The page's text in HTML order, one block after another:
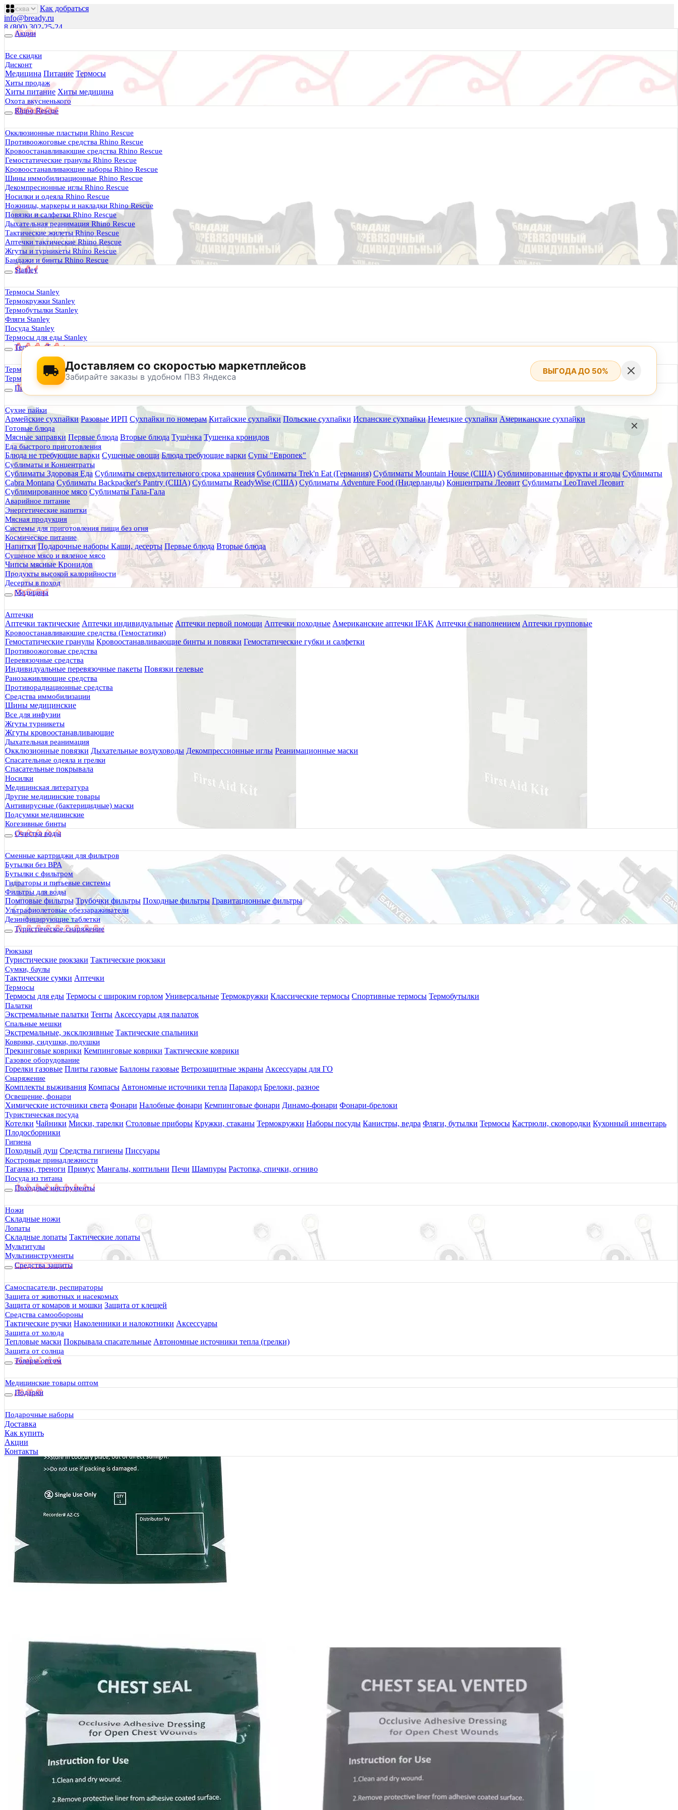
Как добраться
info@bready.ru
8 (800) 302-25-24
Пн 0900- 18
Будь Готов
Магазин походного снаряжения
все для туризма, охоты, рыбалки
Каталог
Акции
Все скидки
Дисконт
Медицина Питание Термосы
Хиты продаж
Хиты питание Хиты медицина
Охота вкусненького
Rhino Rescue
Окклюзионные пластыри Rhino Rescue
Противоожоговые средства Rhino Rescue
Кровоостанавливающие средства Rhino Rescue
Гемостатические гранулы Rhino Rescue
Кровоостанавливающие наборы Rhino Rescue
Шины иммобилизационные Rhino Rescue
Декомпресионные иглы Rhino Rescue
Носилки и одеяла Rhino Rescue
Ножницы, маркеры и накладки Rhino Rescue
Повязки и салфетки Rhino Rescue
Дыхательная реанимация Rhino Rescue
Тактические жилеты Rhino Rescue
Аптечки тактические Rhino Rescue
Жгуты и турникеты Rhino Rescue
Бандажи и бинты Rhino Rescue
Stanley
Термосы Stanley
Термокружки Stanley
Термобутылки Stanley
Фляги Stanley
Посуда Stanley
Термосы для еды Stanley
Термосы Tyeso
Термокружки Tyeso
Термобутылки Tyeso
Питание
Сухие пайки
Армейские сухпайки Разовые ИРП Сухпайки по номерам Китайские сухпайки Польские сухпайки Испанские сухпайки Немецкие сухпайки Американские сухпайки
Готовые блюда
Мясные заправки Первые блюда Вторые блюда Тушёнка Тушенка кронидов
Еда быстрого приготовления
Блюда не требующие варки Сушеные овощи Блюда требующие варки Супы "Европек"
Сублиматы и Концентраты
Сублиматы Здоровая Еда Сублиматы сверхдлительного срока хранения Сублиматы Trek'n Eat (Германия) Сублиматы Mountain House (США) Сублимированные фрукты и ягоды Сублиматы
Cabra Montana Сублиматы Backpacker's Pantry (США) Сублиматы ReadyWise (США) Сублиматы Adventure Food (Нидерланды) Концентраты Леовит Сублиматы LeoTravel Леовит
Сублимированное мясо Сублиматы Гала-Гала
Аварийное питание
Энергетические напитки
Мясная продукция
Системы для приготовления пищи без огня
Космическое питание
Напитки Подарочные наборы Каши, десерты Первые блюда Вторые блюда
Сушеное мясо и вяленое мясо
Чипсы мясные Кронидов
Продукты высокой калорийности
Десерты в поход
Медицина
Аптечки
Аптечки тактические Аптечки индивидуальные Аптечки первой помощи Аптечки походные Американские аптечки IFAK Аптечки с наполнением Аптечки групповые
Кровоостанавливающие средства (Гемостатики)
Гемостатические гранулы Кровоостанавливающие бинты и повязки Гемостатические губки и салфетки
Противоожоговые средства
Перевязочные средства
Индивидуальные перевязочные пакеты Повязки гелевые
Ранозаживляющие средства
Противорадиационные средства
Средства иммобилизации
Шины медицинские
Все для инфузии
Жгуты турникеты
Жгуты кровоостанавливающие
Дыхательная реанимация
Окклюзионные повязки Дыхательные воздуховоды Декомпрессионные иглы Реанимационные маски
Спасательные одеяла и грелки
Спасательные покрывала
Носилки
Медицинская литература
Другие медицинские товары
Антивирусные (бактерицидные) маски
Подсумки медицинские
Когезивные бинты
Очистка воды
Сменные картриджи для фильтров
Бутылки без BPA
Бутылки с фильтром
Гидраторы и питьевые системы
Фильтры для воды
Помповые фильтры Трубочки фильтры Походные фильтры Гравитационные фильтры
Ультрафиолетовые обеззараживатели
Дезинфицирующие таблетки
Туристическое снаряжение
Рюкзаки
Туристические рюкзаки Тактические рюкзаки
Сумки, баулы
Тактические сумки Аптечки
Термосы
Термосы для еды Термосы с широким горлом Универсальные Термокружки Классические термосы Спортивные термосы Термобутылки
Палатки
Экстремальные палатки Тенты Аксессуары для палаток
Спальные мешки
Экстремальные, эксклюзивные Тактические спальники
Коврики, сидушки, подушки
Трекинговые коврики Кемпинговые коврики Тактические коврики
Газовое оборудование
Горелки газовые Плиты газовые Баллоны газовые Ветрозащитные экраны Аксессуары для ГО
Снаряжение
Комплекты выживания Компасы Автономные источники тепла Паракорд Брелоки, разное
Освещение, фонари
Химические источники света Фонари Налобные фонари Кемпинговые фонари Динамо-фонари Фонари-брелоки
Туристическая посуда
Котелки Чайники Миски, тарелки Столовые приборы Кружки, стаканы Термокружки Наборы посуды Канистры, ведра Фляги, бутылки Термосы Кастрюли, сковородки Кухонный инвентарь
Плодосборники
Гигиена
Походный душ Средства гигиены Писсуары
Костровые принадлежности
Таганки, треноги Примус Мангалы, коптильни Печи Шампуры Растопка, спички, огниво
Посуда из титана
Походные инструменты
Ножи
Складные ножи
Лопаты
Складные лопаты Тактические лопаты
Мультитулы
Мультиинструменты
Средства защиты
Самоспасатели, респираторы
Защита от животных и насекомых
Защита от комаров и мошки Защита от клещей
Средства самообороны
Тактические ручки Наколенники и налокотники Аксессуары
Защита от холода
Тепловые маски Покрывала спасательные Автономные источники тепла (грелки)
Защита от солнца
Товары оптом
Медицинские товары оптом
Подарки
Подарочные наборы
Доставка
Как купить
Акции
Контакты
0 руб.
0
0
Тактическая медицина
Еда в дорогу
Термосы Stanley
Фильтры для воды
Оплата и доставка
Гарантия и возврат
Оптовикам
Контакты
Будь Готов.
0
8 (495) 782-73-32
Доставляем со скоростью маркетплейсов
Забирайте заказы в удобном ПВЗ Яндекса
ВЫГОДА ДО 50%
По техническим причинам магазин не будет работать на самовывоз в субботу 8 и 15 августа.
Заранее корректируйте дату и время посещения магазина.
Главная
Каталог товаров
Медицина
Комплект окклюзионных пластырей Chest Seal + Chest Seal Vented
Комплект окклюзионных пластырей Chest Seal + Chest Seal Vented